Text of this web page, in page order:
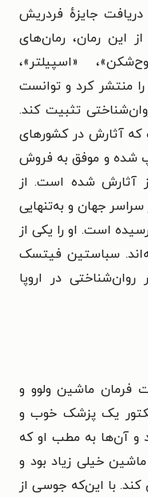
جایزهٔ فردریش
این رمان، رمان‌های
«اسپیلتر»،
منتشر کرد و توانست
تثبیت کند.
که آثارش در کشورهای
شده و موفق به فروش
آثارش شده است. از
کتاب در سراسر جهان و به‌تنهایی
است. او را یکی از
سباستین فیتسک
روان‌شناختی در اروپا
فرمان ماشین ولوو و
یک پزشک خوب و
و آن‌ها به مطب او که
خیلی زیاد بود و
با این‌که جوسی از